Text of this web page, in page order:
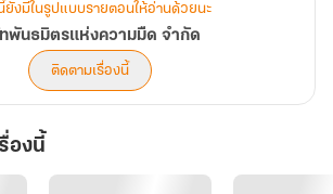
ยังมีในรูปแบบรายตอนให้อ่านด้วยนะ
พันธมิตรแห่งความมืด จำกัด
ติดตามเรื่องนี้
องนี้